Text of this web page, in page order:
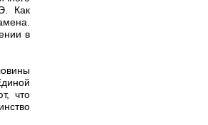
Как
в
что